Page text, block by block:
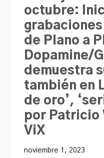
octubre:
grabaciones
de Plano a
Dopamine/
demuestra
también en
de oro’,
por Patricio
ViX
noviembre 1, 2023